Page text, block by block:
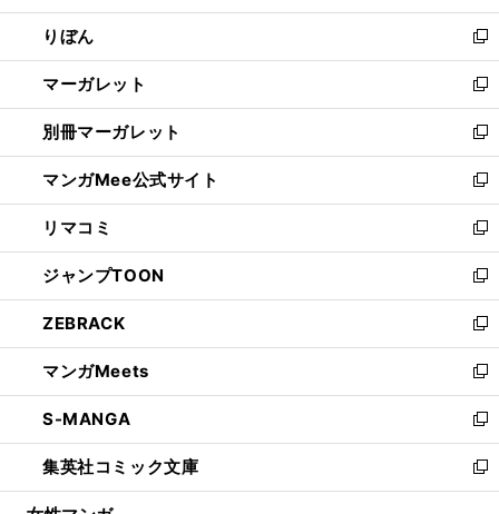
開
く
ウ
で
開
く
ン
ド
ウ
で
開
く
ウ
ィ
ン
ド
ウ
で
開
く
りぼん
新
し
い
ウ
ィ
ン
ド
ウ
で
開
く
マーガレット
新
し
い
ウ
ィ
ン
ド
ウ
で
開
く
別冊マーガレット
新
し
い
ウ
ィ
ン
ド
ウ
で
開
く
マンガMee公式サイト
新
し
い
ウ
ィ
ン
ド
ウ
で
開
く
リマコミ
新
し
い
ウ
ィ
ン
ド
ウ
で
開
く
ジャンプTOON
新
し
い
ウ
ィ
ン
ド
ウ
で
開
ZEBRACK
新
し
い
ウ
ィ
ン
ド
ウ
マンガMeets
新
し
い
ウ
ィ
ン
S-MANGA
新
し
い
ウ
集英社コミック文庫
新
し